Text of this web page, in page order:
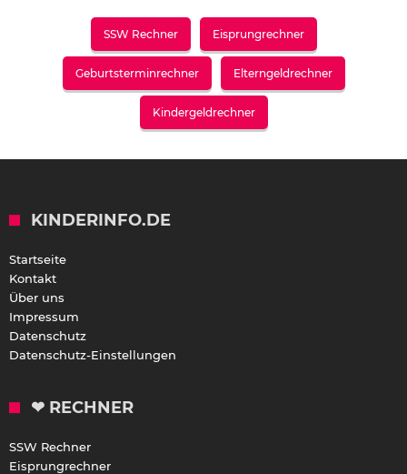
SSW Rechner Eisprungrechner
Geburtsterminrechner Elterngeldrechner
Kindergeldrechner
KINDERINFO.DE
Startseite
Kontakt
Über uns
Impressum
Datenschutz
Datenschutz-Einstellungen
❤ RECHNER
SSW Rechner
Eisprungrechner